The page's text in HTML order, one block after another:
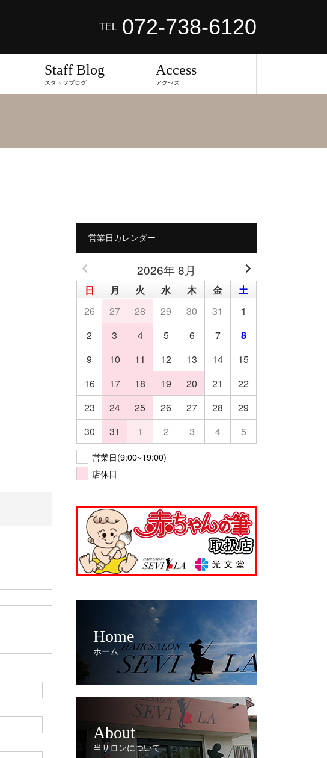
TEL 072-738-6120
Staff Blog
スタッフブログ
Access
アクセス
営業日カレンダー
2026年 8月
日 月 火 水 木 金
土
26
27 28 29 30 31
1
2
3 4 5 6 7
8
9
10 11 12 13 14
15
16
17 18 19 20 21
22
23
24 25 26 27 28
29
30
31 1 2 3 4 5
営業日(9:00~19:00)
店休日
Home
ホーム
About
当サロンについて